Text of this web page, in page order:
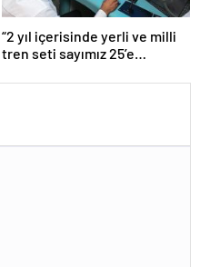
“2 yıl içerisinde yerli ve milli
tren seti sayımız 25’e